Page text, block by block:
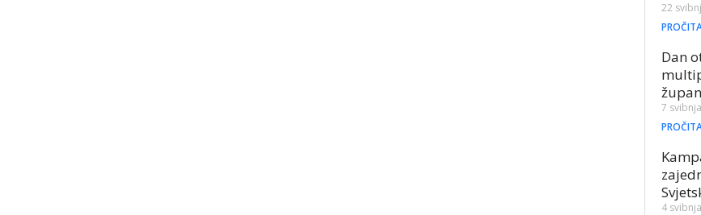
22
Dan
7
4